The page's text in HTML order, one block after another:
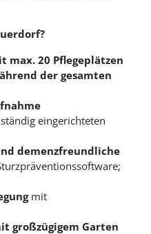
max. 20 Pflegeplätzen
der gesamten
eingerichteten
demenzfreundliche
mit
großzügigem Garten